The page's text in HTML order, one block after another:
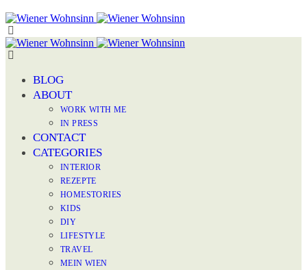
BLOG
ABOUT
WORK WITH ME
IN PRESS
CONTACT
CATEGORIES
INTERIOR
REZEPTE
HOMESTORIES
KIDS
DIY
LIFESTYLE
TRAVEL
MEIN WIEN